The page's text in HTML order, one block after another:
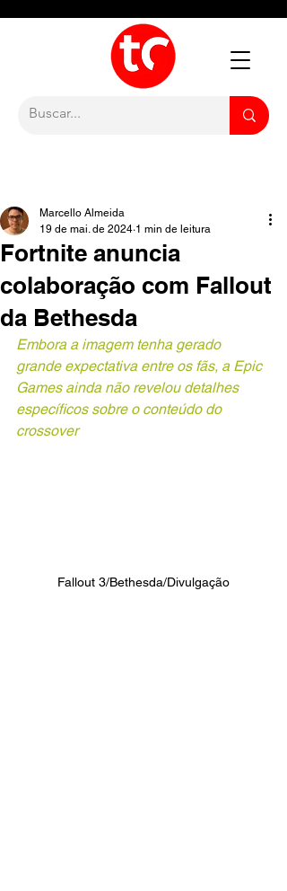
Fortnite anuncia
colaboração com Fallout
da Bethesda
Marcello Almeida
19 de mai. de 2024 1 min de leitura
Embora a imagem tenha gerado
grande expectativa entre os fãs, a Epic
Games ainda não revelou detalhes
específicos sobre o conteúdo do
crossover
Fallout 3/Bethesda/Divulgação